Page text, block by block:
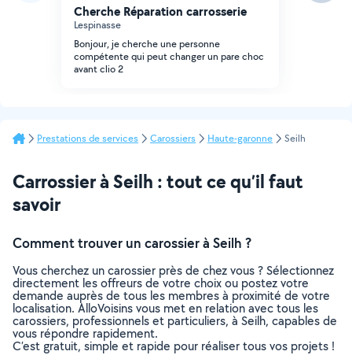
Cherche Réparation carrosserie
Lespinasse
Bonjour, je cherche une personne
compétente qui peut changer un pare choc
avant clio 2
Prestations de services Carossiers Haute-garonne Seilh
Carrossier à Seilh : tout ce qu’il faut
savoir
Comment trouver un carossier à Seilh ?
Vous cherchez un carossier près de chez vous ? Sélectionnez
directement les offreurs de votre choix ou postez votre
demande auprès de tous les membres à proximité de votre
localisation. AlloVoisins vous met en relation avec tous les
carossiers, professionnels et particuliers, à Seilh, capables de
vous répondre rapidement.
C’est gratuit, simple et rapide pour réaliser tous vos projets !